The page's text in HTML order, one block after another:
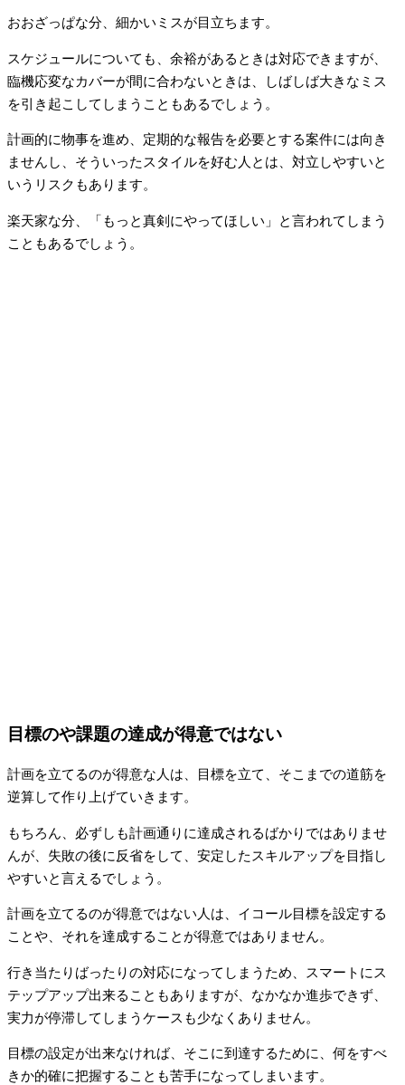
おおざっぱな分、細かいミスが目立ちます。
スケジュールについても、余裕があるときは対応できますが、
臨機応変なカバーが間に合わないときは、しばしば大きなミス
を引き起こしてしまうこともあるでしょう。
計画的に物事を進め、定期的な報告を必要とする案件には向き
ませんし、そういったスタイルを好む人とは、対立しやすいと
いうリスクもあります。
楽天家な分、「もっと真剣にやってほしい」と言われてしまう
こともあるでしょう。
目標のや課題の達成が得意ではない
計画を立てるのが得意な人は、目標を立て、そこまでの道筋を
逆算して作り上げていきます。
もちろん、必ずしも計画通りに達成されるばかりではありませ
んが、失敗の後に反省をして、安定したスキルアップを目指し
やすいと言えるでしょう。
計画を立てるのが得意ではない人は、イコール目標を設定する
ことや、それを達成することが得意ではありません。
行き当たりばったりの対応になってしまうため、スマートにス
テップアップ出来ることもありますが、なかなか進歩できず、
実力が停滞してしまうケースも少なくありません。
目標の設定が出来なければ、そこに到達するために、何をすべ
きか的確に把握することも苦手になってしまいます。